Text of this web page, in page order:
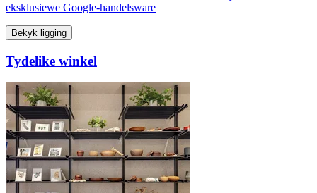
eksklusiewe Google-handelsware
Bekyk ligging
Tydelike winkel